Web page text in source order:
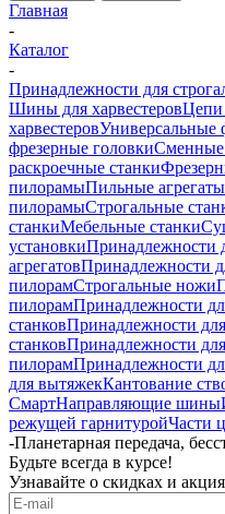
Главная
-
Каталог
-
Принадлежности для
Шины для харвестеровЦепи
харвестеровУниверсальные
фрезерные головкиСменные
раскроечные станки
пилорамыПильные агрегаты
пилорамыСтрогальные
станкиМебельные станки
установкиПринадлежности
агрегатовПринадлежности
пилорамСтрогальные ножи
пилорамПринадлежности
станковПринадлежности
станковПринадлежности
пилорамПринадлежности
для вытяжекКантование
СмартНаправляющие шины
режущей гарнитуройЧасти
-Планетарная передача,
Будьте всегда в курсе!
Узнавайте о скидках и